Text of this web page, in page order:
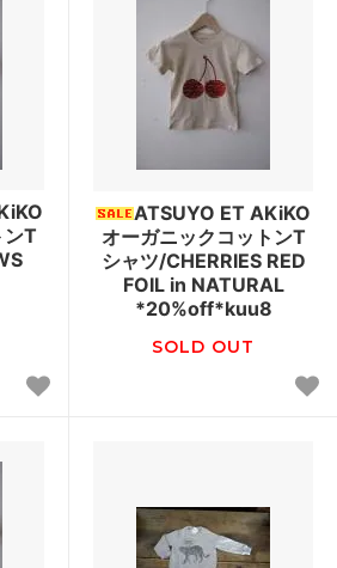
ンT
ATSUYO ET AKiKO
オーガニックコットンT
シャツ/CHERRIES RED
FOIL in NATURAL
*20%off*kuu8
SOLD OUT